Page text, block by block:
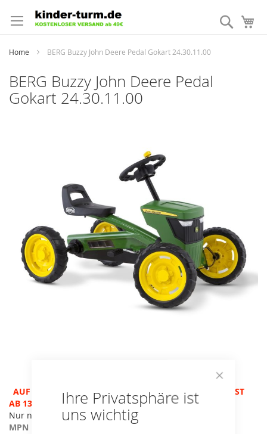
Close
Cookie
Ihre Privatsphäre ist
uns wichtig
zum
Inhalt
Suche
Home BERG Buzzy John Deere Pedal Gokart 24.30.11.00
BERG Buzzy John Deere Pedal
Gokart 24.30.11.00
Zum
Anfang
der
Bildergalerie
AUF LAGER - ACHTUNG BETRIEBSFERIEN, VERSAND ERST
AB 13.8.!
Nur noch geringe Stückzahl vorhanden
MPN